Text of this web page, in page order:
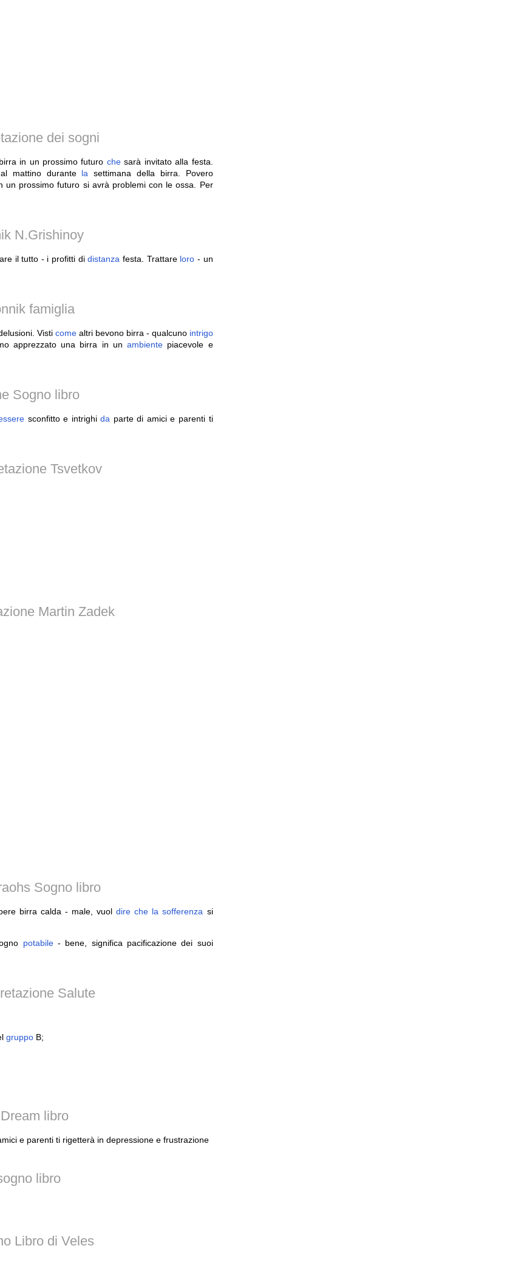
dei sogni
birra in un prossimo futuro chesarà invitato alla festa.
mattino durante la settimana della birra. Povero
un prossimo futuro si avrà problemi con le ossa. Per
N.Grishinoy
il tutto - i profitti didistanza festa. Trattare loro - un
famiglia
Visti comealtri bevono birra - qualcuno intrigo
apprezzato una birra in un ambiente piacevole e
Sogno libro
sconfitto e intrighida parte di amici e parenti ti
Tsvetkov
Martin Zadek
Sogno libro
birra calda - male, vuoldire che la sofferenza si
potabile- bene, significa pacificazione dei suoi
Salute
gruppoB;
libro
e parenti ti rigetterà in depressione e frustrazione
libro
Libro di Veles